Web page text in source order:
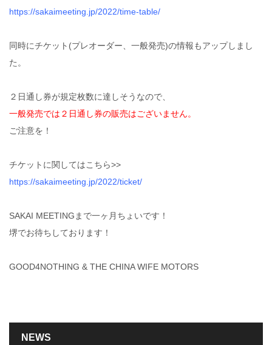
https://sakaimeeting.jp/2022/time-table/
同時にチケット(プレオーダー、一般発売)の情報もアップしまし
た。
２日通し券が規定枚数に達しそうなので、
一般発売では２日通し券の販売はございません。
ご注意を！
チケットに関してはこちら>>
https://sakaimeeting.jp/2022/ticket/
SAKAI MEETINGまで一ヶ月ちょいです！
堺でお待ちしております！
GOOD4NOTHING & THE CHINA WIFE MOTORS
NEWS